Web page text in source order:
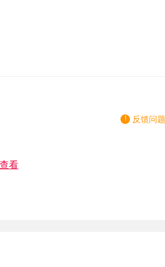
反馈问题
看